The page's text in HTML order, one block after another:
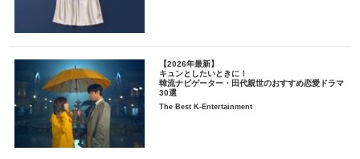
【2026年最新】
キュンとしたいときに！
韓流ナビゲーター・田代親世のおすすめ恋愛ドラマ
30選
The Best K-Entertainment